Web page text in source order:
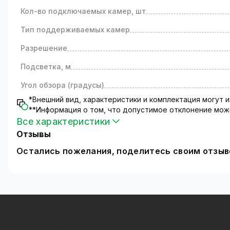
GHD видеорегистратор.
Комплектация: Видеорегистратор - 1 шт; Камера
4 GHD видеокамеры, тип объектива
Источник питания: 12, 2000 V/mA.
Гарантии и доставка.
Гарантия от производителя – 12 месяцев
Возврат и обмен товара производится в
*Внешний вид оборудования и комплектующих
Пошаговая инструкци по подключению и
Кол-во подключаемых камер, шт
Тип поддерживаемых камер
Разрешение
Подсветка, м
Угол обзора (градусы)
*Внешний вид, характеристики и комплектация
**Информация о том, что допустимое отклонение
Все характеристики
Отзывы
Остались пожелания, поделитесь своим